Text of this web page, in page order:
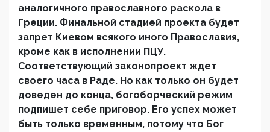
аналогичного православного раскола в
Греции. Финальной стадией проекта будет
запрет Киевом всякого иного Православия,
кроме как в исполнении ПЦУ.
Соответствующий законопроект ждет
своего часа в Раде. Но как только он будет
доведен до конца, богоборческий режим
подпишет себе приговор. Его успех может
быть только временным, потому что Бог